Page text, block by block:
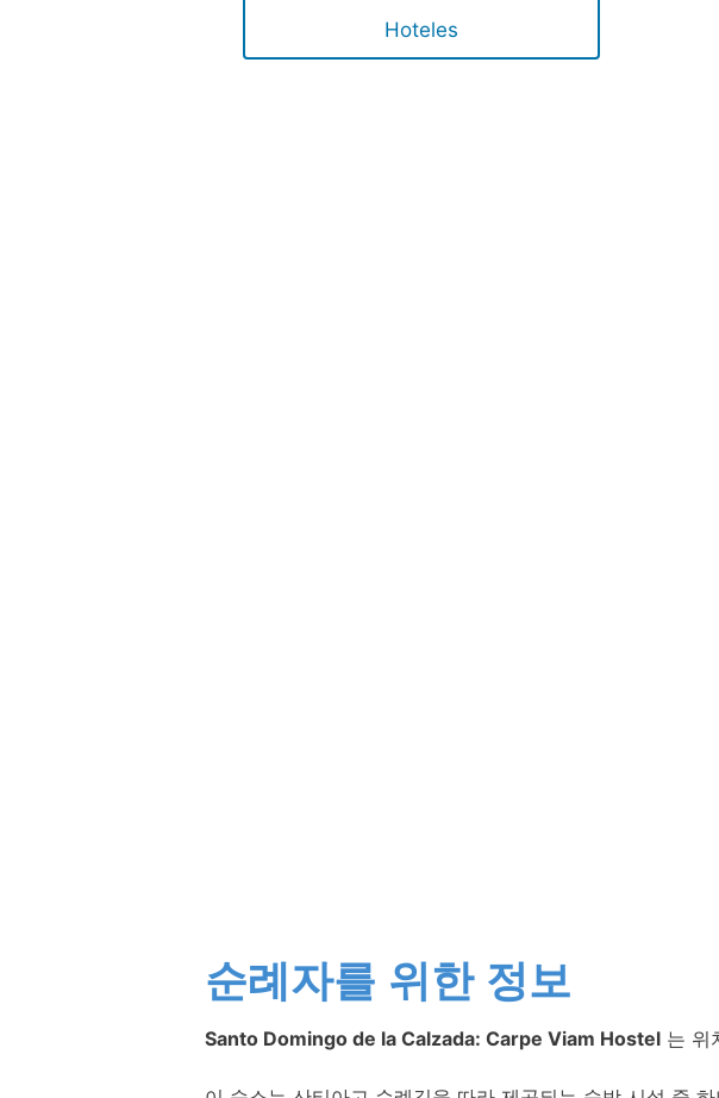
Hoteles
순례자를 위한 정보
Santo Domingo de la Calzada: Carpe Viam Hostel 는 위